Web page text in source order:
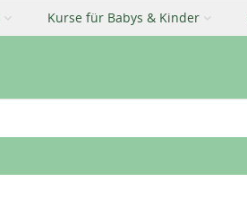
Kurse für Babys & Kinder